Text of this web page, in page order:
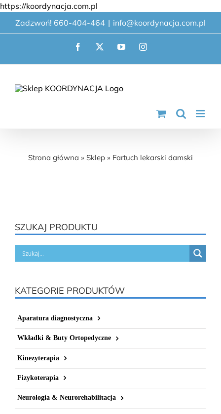
https://koordynacja.com.pl
do
zawartości
Zadzwoń! 660-404-464 | info@koordynacja.com.pl
Facebook
X YouTubeInstagram
Strona główna » Sklep » Fartuch lekarski damski
SZUKAJ PRODUKTU
KATEGORIE PRODUKTÓW
Aparatura diagnostyczna
Wkładki & Buty Ortopedyczne
Kinezyterapia
Fizykoterapia
Neurologia & Neurorehabilitacja